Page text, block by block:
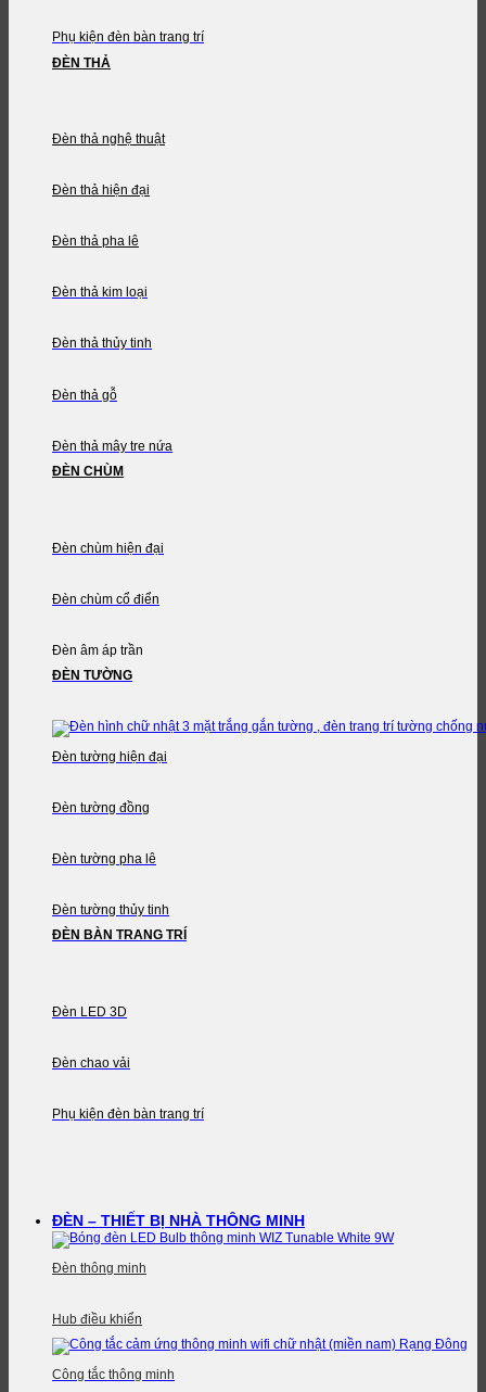
Phụ kiện đèn bàn trang trí
ĐÈN THẢ
Đèn thả nghệ thuật
Đèn thả hiện đại
Đèn thả pha lê
Đèn thả kim loại
Đèn thả thủy tinh
Đèn thả gỗ
Đèn thả mây tre nứa
ĐÈN CHÙM
Đèn chùm hiện đại
Đèn chùm cổ điển
Đèn âm áp trần
ĐÈN TƯỜNG
Đèn tường hiện đại
Đèn tường đồng
Đèn tường pha lê
Đèn tường thủy tinh
ĐÈN BÀN TRANG TRÍ
Đèn LED 3D
Đèn chao vải
Phụ kiện đèn bàn trang trí
ĐÈN – THIẾT BỊ NHÀ THÔNG MINH
Đèn thông minh
Hub điều khiển
Công tắc thông minh